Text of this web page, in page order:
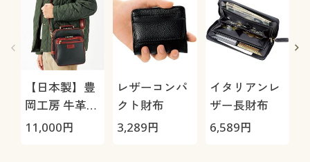
【日本製】豊
岡工房 牛革使
いバッグ
11,000円
レザーコンパ
クト財布
3,289円
イタリアンレ
ザー長財布
6,589円